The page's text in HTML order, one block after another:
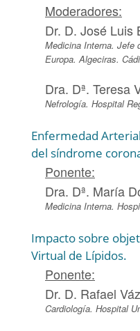
Moderadores:
Dr. D. José Luis
Medicina Interna. Jefe
Europa. Algeciras.
Dra. Dª. Teresa
Nefrología. Hospital
Enfermedad
del síndrome
Ponente:
Dra. Dª. María
Medicina Interna.
Impacto sobre
Virtual de Lípidos.
Ponente:
Dr. D. Rafael
Cardiología. Hospital